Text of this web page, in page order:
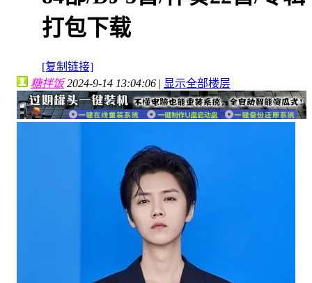
打包下载
[复制链接]
糖拌饭2024-9-14 13:04:06 | 显示全部楼层